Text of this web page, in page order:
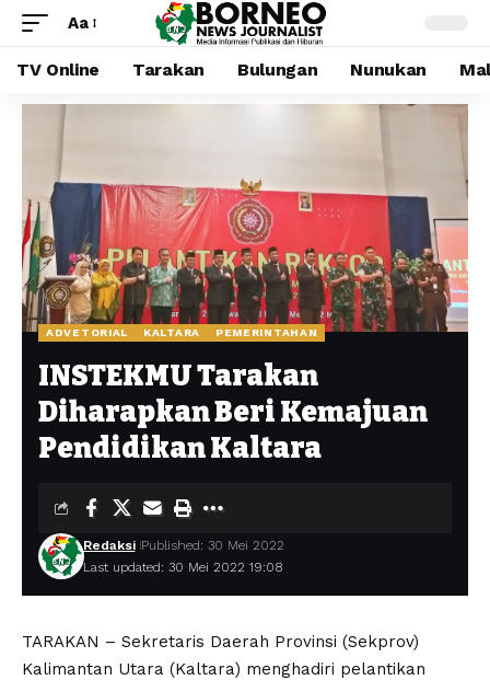
Aa
TV Online Tarakan Bulungan Nunukan
ADVETORIAL KALTARA PEMERINTAHAN
INSTEKMU Tarakan
Diharapkan Beri Kemajuan
Pendidikan Kaltara
Last updated: 30 Mei 2022 19:08
Redaksi Published: 30 Mei 2022
TARAKAN – Sekretaris Daerah Provinsi (Sekprov)
Kalimantan Utara (Kaltara) menghadiri pelantikan